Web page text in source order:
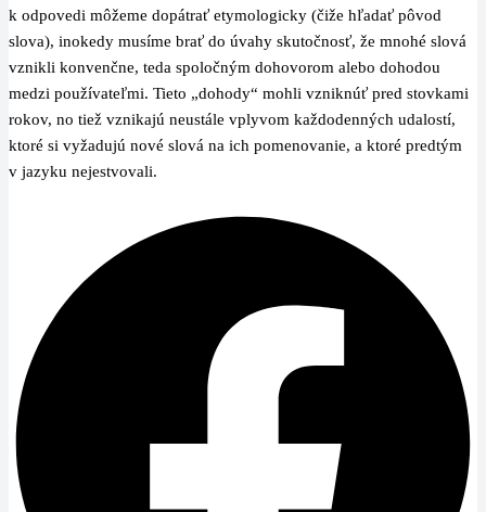
k odpovedi môžeme dopátrať etymologicky (čiže hľadať pôvod
slova), inokedy musíme brať do úvahy skutočnosť, že mnohé slová
vznikli konvenčne, teda spoločným dohovorom alebo dohodou
medzi používateľmi. Tieto „dohody“ mohli vzniknúť pred stovkami
rokov, no tiež vznikajú neustále vplyvom každodenných udalostí,
ktoré si vyžadujú nové slová na ich pomenovanie, a ktoré predtým
v jazyku nejestvovali.